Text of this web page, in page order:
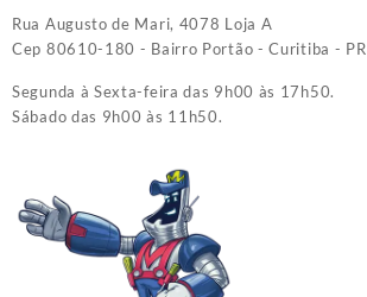
Rua Augusto de Mari, 4078 Loja A
Cep 80610-180 - Bairro Portão - Curitiba - PR
Segunda à Sexta-feira das 9h00 às 17h50.
Sábado das 9h00 às 11h50.